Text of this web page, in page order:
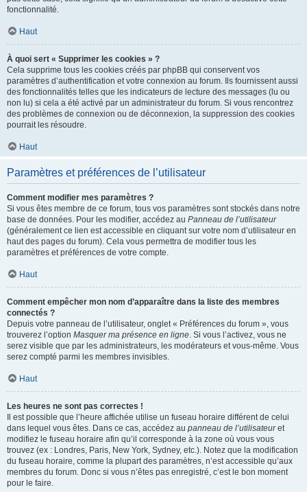
fonctionnalité.
Haut
À quoi sert « Supprimer les cookies » ?
Cela supprime tous les cookies créés par phpBB qui conservent vos
paramètres d’authentification et votre connexion au forum. Ils fournissent aussi
des fonctionnalités telles que les indicateurs de lecture des messages (lu ou
non lu) si cela a été activé par un administrateur du forum. Si vous rencontrez
des problèmes de connexion ou de déconnexion, la suppression des cookies
pourrait les résoudre.
Haut
Paramètres et préférences de l’utilisateur
Comment modifier mes paramètres ?
Si vous êtes membre de ce forum, tous vos paramètres sont stockés dans notre
base de données. Pour les modifier, accédez au Panneau de l’utilisateur
(généralement ce lien est accessible en cliquant sur votre nom d’utilisateur en
haut des pages du forum). Cela vous permettra de modifier tous les
paramètres et préférences de votre compte.
Haut
Comment empêcher mon nom d’apparaître dans la liste des membres
connectés ?
Depuis votre panneau de l’utilisateur, onglet « Préférences du forum », vous
trouverez l’option Masquer ma présence en ligne. Si vous l’activez, vous ne
serez visible que par les administrateurs, les modérateurs et vous-même. Vous
serez compté parmi les membres invisibles.
Haut
Les heures ne sont pas correctes !
Il est possible que l’heure affichée utilise un fuseau horaire différent de celui
dans lequel vous êtes. Dans ce cas, accédez au panneau de l’utilisateuret
modifiez le fuseau horaire afin qu’il corresponde à la zone où vous vous
trouvez (ex : Londres, Paris, New York, Sydney, etc.). Notez que la modification
du fuseau horaire, comme la plupart des paramètres, n’est accessible qu’aux
membres du forum. Donc si vous n’êtes pas enregistré, c’est le bon moment
pour le faire.